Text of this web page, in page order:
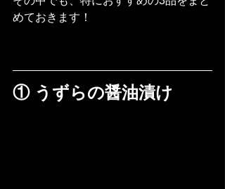
めておきます！
① うずらの醤油漬け